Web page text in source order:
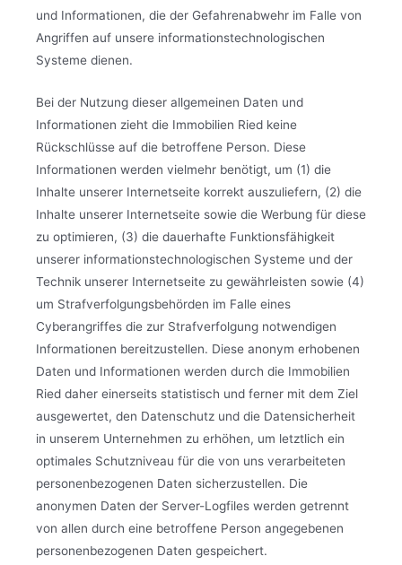
und Informationen, die der Gefahrenabwehr im Falle von
Angriffen auf unsere informationstechnologischen
Systeme dienen.
Bei der Nutzung dieser allgemeinen Daten und
Informationen zieht die Immobilien Ried keine
Rückschlüsse auf die betroffene Person. Diese
Informationen werden vielmehr benötigt, um (1) die
Inhalte unserer Internetseite korrekt auszuliefern, (2) die
Inhalte unserer Internetseite sowie die Werbung für diese
zu optimieren, (3) die dauerhafte Funktionsfähigkeit
unserer informationstechnologischen Systeme und der
Technik unserer Internetseite zu gewährleisten sowie (4)
um Strafverfolgungsbehörden im Falle eines
Cyberangriffes die zur Strafverfolgung notwendigen
Informationen bereitzustellen. Diese anonym erhobenen
Daten und Informationen werden durch die Immobilien
Ried daher einerseits statistisch und ferner mit dem Ziel
ausgewertet, den Datenschutz und die Datensicherheit
in unserem Unternehmen zu erhöhen, um letztlich ein
optimales Schutzniveau für die von uns verarbeiteten
personenbezogenen Daten sicherzustellen. Die
anonymen Daten der Server-Logfiles werden getrennt
von allen durch eine betroffene Person angegebenen
personenbezogenen Daten gespeichert.